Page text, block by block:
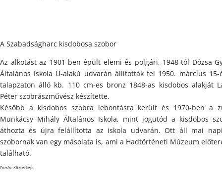
A Szabadságharc kisdobosa szobor
Az alkotást az 1901-ben épült elemi és polgári, 1948-tól Dózsa
Általános Iskola U-alakú udvarán állították fel 1950. március 15-
talapzaton álló kb. 110 cm-es bronz 1848-as kisdobos alakját
Péter szobrászművész készítette.
Később a kisdobos szobra lebontásra került és 1970-ben a
Munkácsy Mihály Általános Iskola, mint jogutód a kisdobos
áthozta és újra felállította az iskola udvarán. Ott áll mai
szobornak van egy másolata is, ami a Hadtörténeti Múzeum
található.
Forrás:Köztérkép